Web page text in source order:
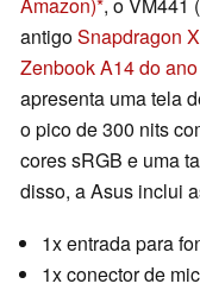
antigoSnapdragon
Zenbook A14 do
apresenta uma tela
o pico de 300 nits
cores sRGB e uma
disso, a Asus inclui
1x entrada para
1x conector de